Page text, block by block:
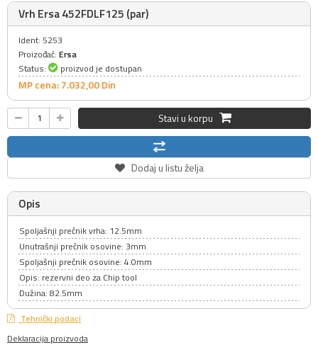
Vrh Ersa 452FDLF125 (par)
Ident: 5253
Proizođač: Ersa
Status:
proizvod je dostupan
MP cena: 7.032,00Din
Stavi u korpu
Dodaj u listu želja
Opis
Spoljašnji prečnik vrha: 12.5mm
Unutrašnji prečnik osovine: 3mm
Spoljašnji prečnik osovine: 4.0mm
Opis: rezervni deo za Chip tool
Dužina: 82.5mm
Tehnički podaci
Deklaracija proizvoda